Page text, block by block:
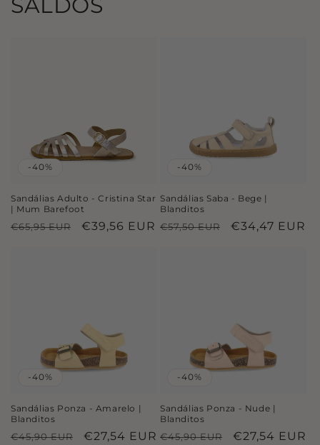
SALDOS
-40%
Sandálias Adulto - Cristina Star
| Mum Barefoot
Preço
€65,95 EUR
Preço
€39,56 EUR
-40%
Sandálias Saba - Bege |
Blanditos
Preço
€57,50 EUR
Preço
€34,47 EUR
-40%
Sandálias Ponza - Amarelo |
Blanditos
Preço
€45,90 EUR
Preço
€27,54 EUR
-40%
Sandálias Ponza - Nude |
Blanditos
Preço
€45,90 EUR
Preço
€27,54 EUR